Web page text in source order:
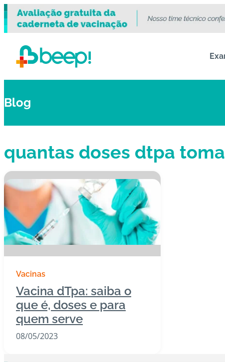
Blog
quantas doses dtpa
Vacinas
Vacina dTpa: saiba o
que é, doses e para
quem serve
08/05/2023